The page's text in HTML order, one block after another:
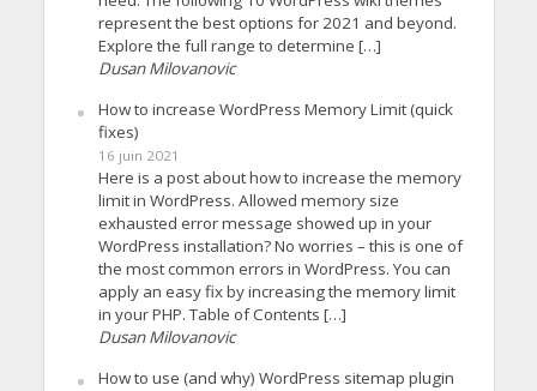
represent the best options for 2021 and beyond.
Explore the full range to determine […]
Dusan Milovanovic
How to increase WordPress Memory Limit (quick
fixes)
16 juin 2021
Here is a post about how to increase the memory
limit in WordPress. Allowed memory size
exhausted error message showed up in your
WordPress installation? No worries – this is one of
the most common errors in WordPress. You can
apply an easy fix by increasing the memory limit
in your PHP. Table of Contents […]
Dusan Milovanovic
How to use (and why) WordPress sitemap plugin